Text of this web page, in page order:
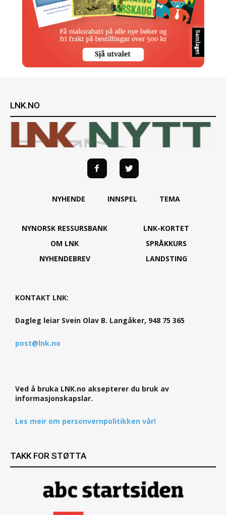
LNK.NO
NYHENDE INNSPEL TEMA
NYNORSK RESSURSBANK
OM LNK
NYHENDEBREV
LNK-KORTET
SPRÅKKURS
LANDSTING
KONTAKT LNK:
Dagleg leiar Svein Olav B. Langåker, 948 75 365
post@lnk.no
Ved å bruka LNK.no aksepterer du bruk av
informasjonskapslar.
Les meir om personvernpolitikken vår!
TAKK FOR STØTTA